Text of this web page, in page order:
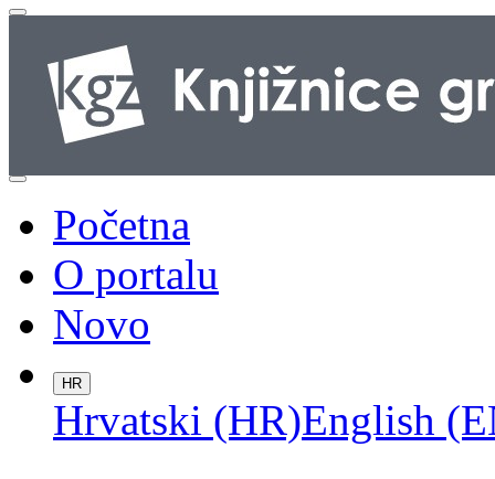
Početna
O portalu
Novo
HR
Hrvatski (HR)English